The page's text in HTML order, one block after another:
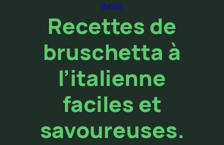
Italien
Recettes de
bruschetta à
l’italienne
faciles et
savoureuses.